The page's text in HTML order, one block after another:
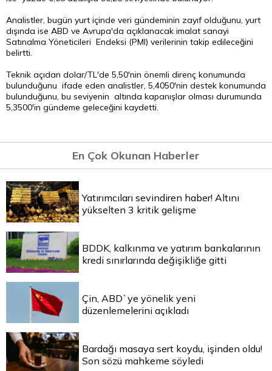
Analistler, bugün yurt içinde veri gündeminin zayıf olduğunu, yurt
dışında ise ABD ve Avrupa'da açıklanacak imalat sanayi
Satınalma Yöneticileri Endeksi (PMI) verilerinin takip edileceğini
belirtti.
Teknik açıdan dolar/TL'de 5,50'nin önemli direnç konumunda
bulunduğunu ifade eden analistler, 5,4050'nin destek konumunda
bulunduğunu, bu seviyenin altında kapanışlar olması durumunda
5,3500'in gündeme geleceğini kaydetti.
En Çok Okunan Haberler
Yatırımcıları sevindiren haber! Altını
yükselten 3 kritik gelişme
BDDK, kalkınma ve yatırım bankalarının
kredi sınırlarında değişikliğe gitti
Çin, ABD`ye yönelik yeni
düzenlemelerini açıkladı
Bardağı masaya sert koydu, işinden oldu!
Son sözü mahkeme söyledi